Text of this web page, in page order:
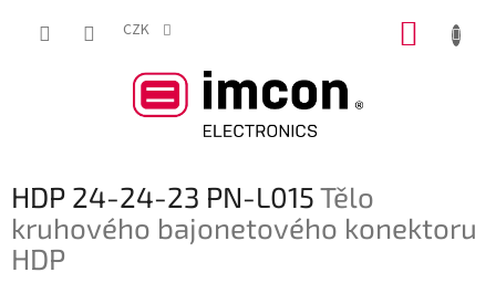
CZK
HDP 24-24-23 PN-L015Tělo
kruhového bajonetového konektoru
HDP